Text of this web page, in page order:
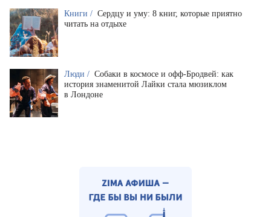
Книги / Сердцу и уму: 8 книг, которые приятно
читать на отдыхе
Люди / Собаки в космосе и офф-Бродвей: как
история знаменитой Лайки стала мюзиклом
в Лондоне